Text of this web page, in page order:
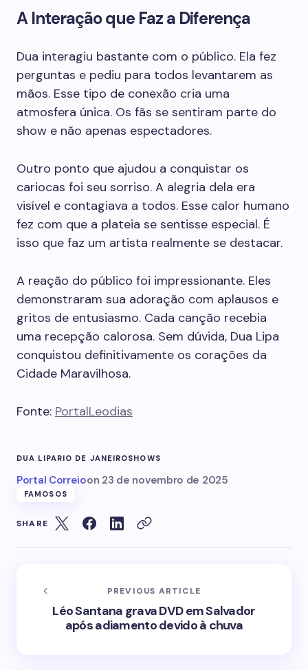
A Interação que Faz a Diferença
Dua interagiu bastante com o público. Ela fez
perguntas e pediu para todos levantarem as
mãos. Esse tipo de conexão cria uma
atmosfera única. Os fãs se sentiram parte do
show e não apenas espectadores.
Outro ponto que ajudou a conquistar os
cariocas foi seu sorriso. A alegria dela era
visível e contagiava a todos. Esse calor humano
fez com que a plateia se sentisse especial. É
isso que faz um artista realmente se destacar.
A reação do público foi impressionante. Eles
demonstraram sua adoração com aplausos e
gritos de entusiasmo. Cada canção recebia
uma recepção calorosa. Sem dúvida, Dua Lipa
conquistou definitivamente os corações da
Cidade Maravilhosa.
Fonte: PortalLeodias
DUA LIPARIO DE JANEIROSHOWS
Portal Correioon 23 de novembro de 2025
FAMOSOS
SHARE
PREVIOUS ARTICLE
Léo Santana grava DVD em Salvador
após adiamento devido à chuva